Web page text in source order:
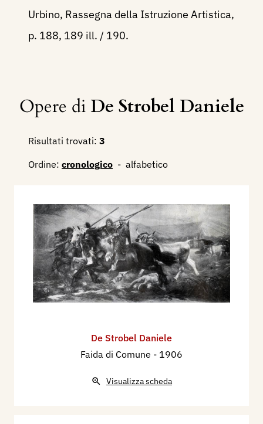
Urbino, Rassegna della Istruzione Artistica,
p. 188, 189 ill. / 190.
Opere diDe Strobel Daniele
Risultati trovati: 3
Ordine: cronologico - alfabetico
De Strobel Daniele
Faida di Comune - 1906
Visualizza scheda